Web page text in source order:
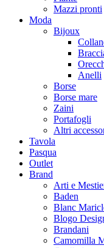
Mazzi pronti
Moda
Bijoux
Anelli
Borse
Borse mare
Zaini
Portafogli
Altri
Tavola
Pasqua
Outlet
Brand
Arti e
Baden
Blanc
Blogo
Brandani
Camomilla